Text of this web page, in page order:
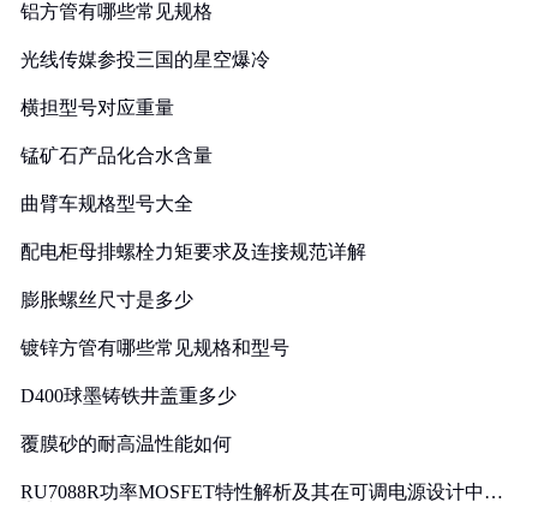
铝方管有哪些常见规格
光线传媒参投三国的星空爆冷
横担型号对应重量
锰矿石产品化合水含量
曲臂车规格型号大全
配电柜母排螺栓力矩要求及连接规范详解
膨胀螺丝尺寸是多少
镀锌方管有哪些常见规格和型号
D400球墨铸铁井盖重多少
覆膜砂的耐高温性能如何
RU7088R功率MOSFET特性解析及其在可调电源设计中的